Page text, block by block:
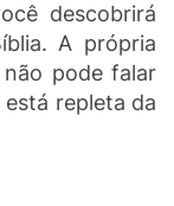
descobrirá
A própria
não pode falar
repleta da